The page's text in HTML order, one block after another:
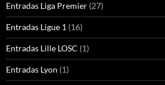
Entradas Liga Premier (27)
Entradas Ligue 1 (16)
Entradas Lille LOSC (1)
Entradas Lyon (1)